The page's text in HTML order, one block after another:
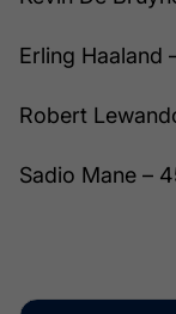
Erling Haaland
Robert
Sadio Mane –